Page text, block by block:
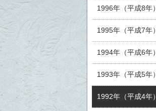
1996年（平成8年）
1995年（平成7年）
1994年（平成6年）
1993年（平成5年）
1992年（平成4年）